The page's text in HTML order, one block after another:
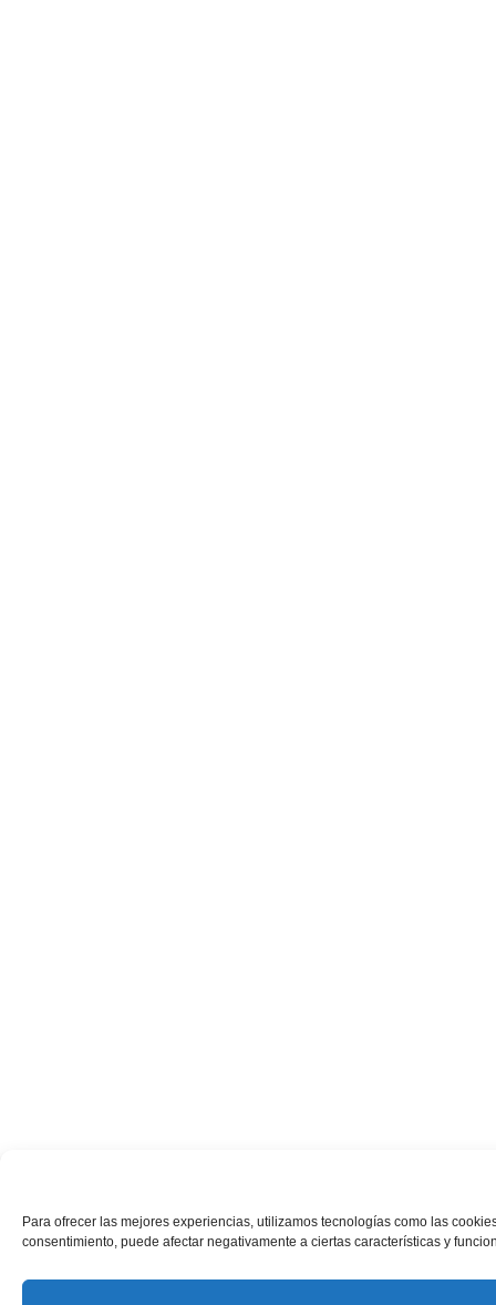
Para ofrecer las mejores experiencias, utilizamos tecnologías como las
consentimiento, puede afectar negativamente a ciertas características y